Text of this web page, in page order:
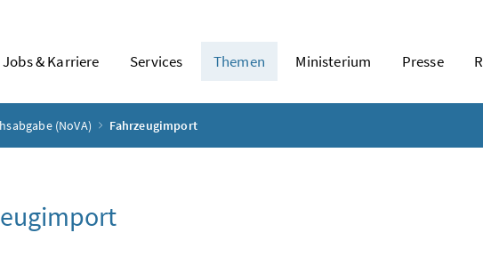
Jobs & Karriere Services Themen Ministerium Presse
(NoVA) Fahrzeugimport